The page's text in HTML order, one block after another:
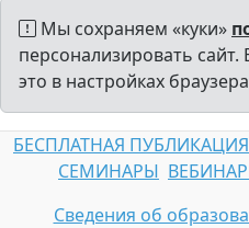
Мы сохраняем «куки»
персонализировать
это в настройках браузера
БЕСПЛАТНАЯ ПУБЛИКАЦИЯ
СЕМИНАРЫ
Сведения об